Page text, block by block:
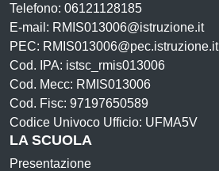
Telefono: 06121128185
E-mail: RMIS013006@istruzione.it
PEC: RMIS013006@pec.istruzione.it
Cod. IPA: istsc_rmis013006
Cod. Mecc: RMIS013006
Cod. Fisc: 97197650589
Codice Univoco Ufficio: UFMA5V
LA SCUOLA
Presentazione